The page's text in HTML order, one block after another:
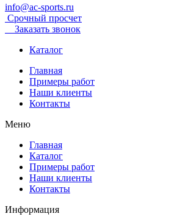
info@ac-sports.ru
Срочный просчет
Заказать звонок
Каталог
Главная
Примеры работ
Наши клиенты
Контакты
Меню
Главная
Каталог
Примеры работ
Наши клиенты
Контакты
Информация